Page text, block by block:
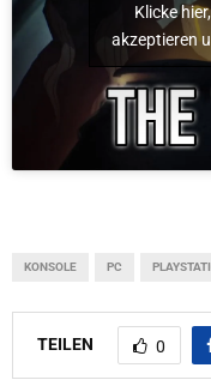
Klicke
akzeptieren
KONSOLE PC
TEILEN 0